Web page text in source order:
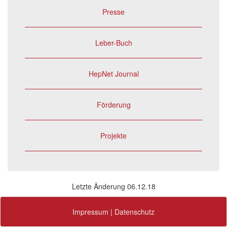
Presse
Leber-Buch
HepNet Journal
Förderung
Projekte
Letzte Änderung 06.12.18
Impressum | Datenschutz